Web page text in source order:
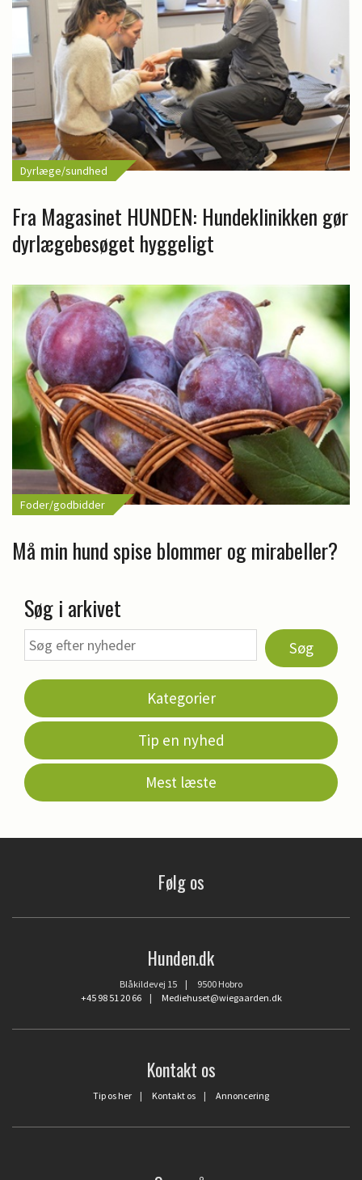
Dyrlæge/sundhed
Fra Magasinet HUNDEN: Hundeklinikken gør
dyrlægebesøget hyggeligt
Foder/godbidder
Må min hund spise blommer og mirabeller?
Søg i arkivet
Søg
Kategorier
Tip en nyhed
Mest læste
Følg os
Hunden.dk
Blåkildevej 15 | 9500 Hobro
+45 98 51 20 66| Mediehuset@wiegaarden.dk
Kontakt os
Tip os her | Kontakt os | Annoncering